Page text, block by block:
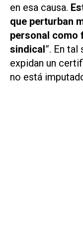
en esa causa.
que perturban
personal como
sindical”. En
expidan un
no está